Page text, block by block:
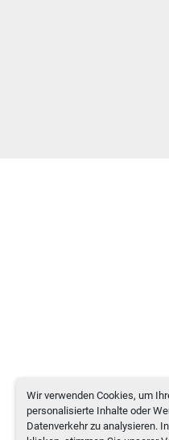
Wir verwenden Cookies, um
personalisierte Inhalte oder
Datenverkehr zu analysieren.